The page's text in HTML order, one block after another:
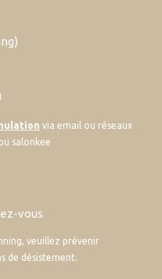
via email ou réseaux
salonkee
vous
veuillez prévenir
de désistement.